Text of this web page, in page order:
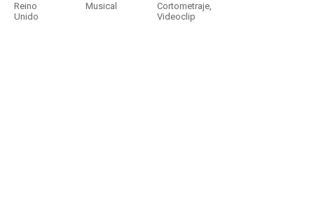
Reino
Unido
Musical Cortometraje,
Videoclip